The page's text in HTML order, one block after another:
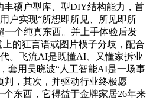
丰硕户型库、型DIY结构能力，首
户实现“所想即所见、所见即所
一个纯真东西。并上手体验后发
的狂言语或图片模子分歧，配合
。飞流AI是既懂AI、又懂家拆业
套用吴晓波“人工智能AI是一场事
判，其次，并驱动行业终极愿
个东西，它得益于金牌家居26年来